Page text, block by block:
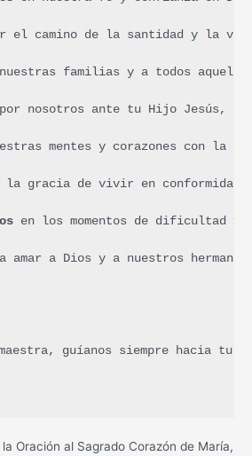
el camino de la santidad y la
familias y a todos aquellos
nosotros ante tu Hijo Jesús,
mentes y corazones con la
gracia de vivir en conformidad
en los momentos de dificultad y
amar a Dios y a nuestros
guíanos siempre hacia
Oración al Sagrado Corazón de María,